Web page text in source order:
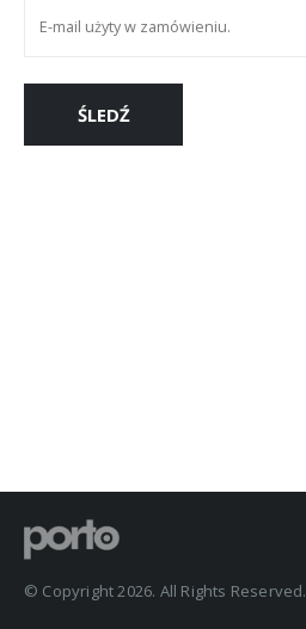
ŚLEDŹ
© Copyright 2026. All Rights Reserved.